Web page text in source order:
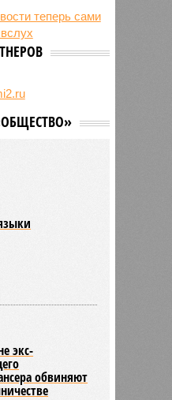
в августе
стал первым
торговли
экс-
обвиняют